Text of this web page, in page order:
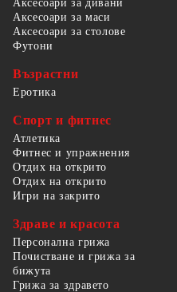
Аксесоари за дивани
Аксесоари за маси
Аксесоари за столове
Футони
Възрастни
Еротика
Спорт и фитнес
Атлетика
Фитнес и упражнения
Отдих на открито
Отдих на открито
Игри на закрито
Здраве и красота
Персонална грижа
Почистване и грижа за
бижута
Грижа за здравето